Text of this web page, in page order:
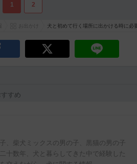
1 2
犬と初めて行く場所に出かける時に必
すめ
、柴犬ミックスの男の子、黒猫の男の子
十数年、犬と暮らしてきた中で経験した